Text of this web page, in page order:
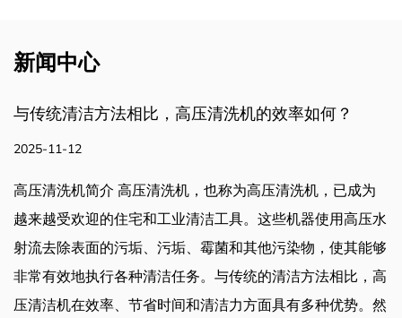
新闻中心
清洗机的效率如何？
也称为高压清洗机，已成为
工具。这些机器使用高压水
菌和其他污染物，使其能够
与传统的清洁方法相比，高
洁力方面具有多种优势。然
是否有可调节的管道清洁
2025-11-05
是否有可调节的管道清洁喷
道清洁是维护管道、工业管
种系统的重要组成部分。为
使用针对不同尺寸和类型的